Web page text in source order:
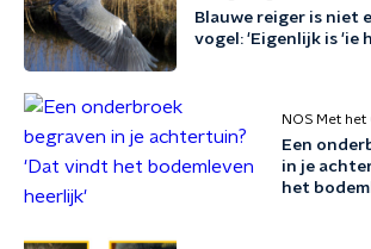
Blauwe reiger is niet
vogel: 'Eigenlijk is 'ie
NOS Met
Een
in je
het